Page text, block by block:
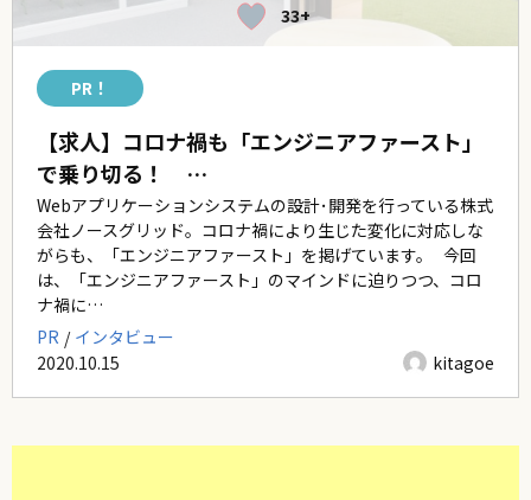
33+
PR！
【求人】コロナ禍も「エンジニアファースト」
で乗り切る！ …
Webアプリケーションシステムの設計･開発を行っている株式
会社ノースグリッド。コロナ禍により生じた変化に対応しな
がらも、「エンジニアファースト」を掲げています。 今回
は、「エンジニアファースト」のマインドに迫りつつ、コロ
ナ禍に…
PR
インタビュー
2020.10.15
kitagoe